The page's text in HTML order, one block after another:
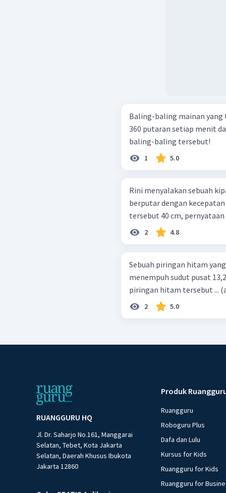
Baling-baling mainan
360 putaran setiap menit
baling-baling tersebut!
1 5.0
Rini menyalakan sebuah
berputar dengan
tersebut 40 cm, pernyataan
2 4.8
Sebuah piringan hitam
menempuh sudut pusat
piringan hitam tersebut ...
2 5.0
RUANGGURU HQ
Jl. Dr. Saharjo No.161, Manggarai
Selatan, Tebet, Kota Jakarta
Selatan, Daerah Khusus Ibukota
Jakarta 12860
Produk
Ruangguru
Roboguru Plus
Dafa dan Lulu
Kursus for Kids
Ruangguru for Kids
Ruangguru for